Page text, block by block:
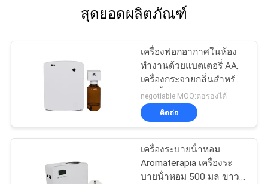
สุดยอดผลิตภัณฑ์
เครื่องฟอกอากาศในห้อง
ทำงานด้วยแบตเตอรี่ AA,
เครื่องกระจายกลิ่นสำหรับ
ห้องน้ำ
negotiable MOQ:ต่อรองได้
ติดต่อ
เครื่องระบายน้ําหอม
Aromaterapia เครื่องระ
บายน้ําหอม 500 มล ขาว